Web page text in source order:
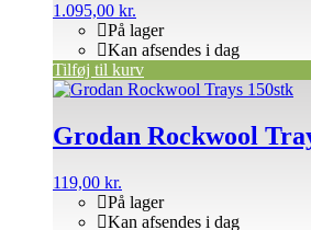
1.095,00 kr.
På lager
Kan afsendes i dag
Tilføj til kurv
Grodan Rockwool
119,00 kr.
På lager
Kan afsendes i dag